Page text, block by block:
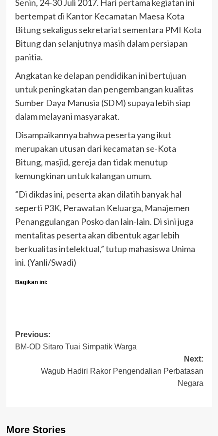
Senin, 24-30 Juli 2017. Hari pertama kegiatan ini
bertempat di Kantor Kecamatan Maesa Kota
Bitung sekaligus sekretariat sementara PMI Kota
Bitung dan selanjutnya masih dalam persiapan
panitia.
Angkatan ke delapan pendidikan ini bertujuan
untuk peningkatan dan pengembangan kualitas
Sumber Daya Manusia (SDM) supaya lebih siap
dalam melayani masyarakat.
Disampaikannya bahwa peserta yang ikut
merupakan utusan dari kecamatan se-Kota
Bitung, masjid, gereja dan tidak menutup
kemungkinan untuk kalangan umum.
“Di dikdas ini, peserta akan dilatih banyak hal
seperti P3K, Perawatan Keluarga, Manajemen
Penanggulangan Posko dan lain-lain. Di sini juga
mentalitas peserta akan dibentuk agar lebih
berkualitas intelektual,” tutup mahasiswa Unima
ini. (Yanli/Swadi)
Bagikan ini:
Post
navigation
Previous:
BM-OD Sitaro Tuai Simpatik Warga
Next:
Wagub Hadiri Rakor Pengendalian Perbatasan
Negara
More Stories